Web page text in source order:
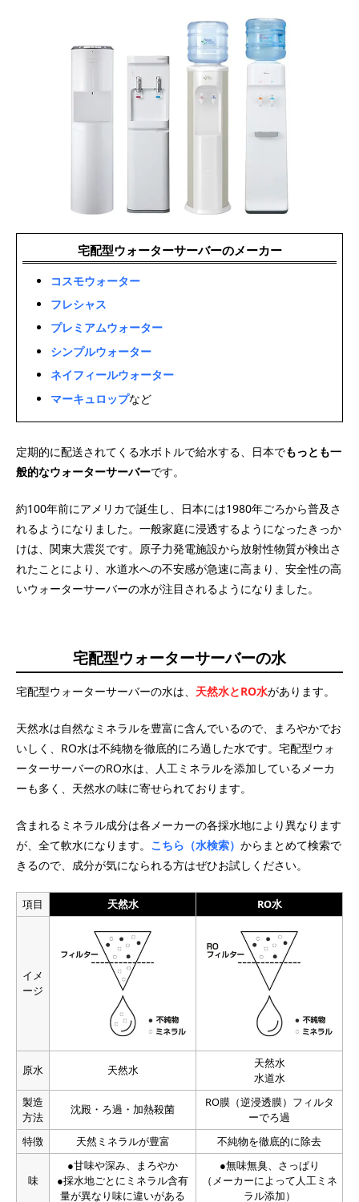
宅配型ウォーターサーバーのメーカー
コスモウォーター
フレシャス
プレミアムウォーター
シンプルウォーター
ネイフィールウォーター
マーキュロップなど
定期的に配送されてくる水ボトルで給水する、日本でもっとも一
般的なウォーターサーバーです。
約100年前にアメリカで誕生し、日本には1980年ごろから普及さ
れるようになりました。一般家庭に浸透するようになったきっか
けは、関東大震災です。原子力発電施設から放射性物質が検出さ
れたことにより、水道水への不安感が急速に高まり、安全性の高
いウォーターサーバーの水が注目されるようになりました。
宅配型ウォーターサーバーの水
宅配型ウォーターサーバーの水は、 天然水とRO水があります。
天然水は自然なミネラルを豊富に含んでいるので、まろやかでお
いしく、RO水は不純物を徹底的にろ過した水です。宅配型ウォ
ーターサーバーのRO水は、人工ミネラルを添加しているメーカ
ーも多く、天然水の味に寄せられております。
含まれるミネラル成分は各メーカーの各採水地により異なります
が、全て軟水になります。 こちら（水検索） からまとめて検索で
きるので、成分が気になられる方はぜひお試しください。
項目 天然水 RO水
イメ
ージ
原水 天然水
天然水
水道水
製造
方法
沈殿・ろ過・加熱殺菌
RO膜（逆浸透膜）フィルタ
ーでろ過
特徴
天然ミネラルが豊富 不純物を徹底的に除去
味
●甘味や深み、まろやか
●採水地ごとにミネラル含有
量が異なり味に違いがある
●無味無臭、さっぱり
（メーカーによって人工ミネ
ラル添加）